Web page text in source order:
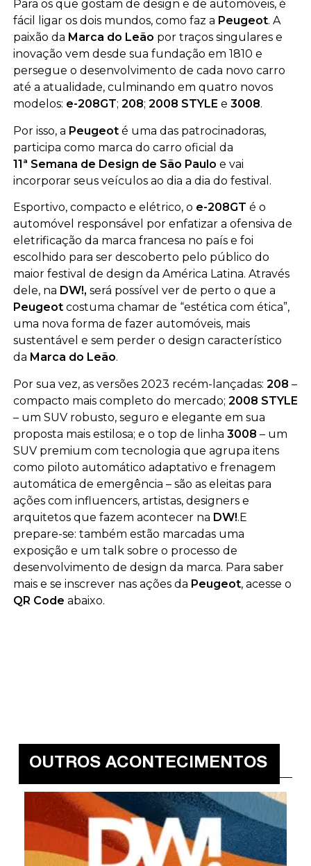
Para os que gostam de design e de automóveis, é
fácil ligar os dois mundos, como faz a Peugeot. A
paixão da Marca do Leão por traços singulares e
inovação vem desde sua fundação em 1810 e
persegue o desenvolvimento de cada novo carro
até a atualidade, culminando em quatro novos
modelos: e-208GT; 208; 2008 STYLE e 3008.
Por isso, a Peugeoté uma das patrocinadoras,
participa como marca do carro oficial da
11ª Semana de Design de São Paulo e vai
incorporar seus veículos ao dia a dia do festival.
Esportivo, compacto e elétrico, o e-208GT é o
automóvel responsável por enfatizar a ofensiva de
eletrificação da marca francesa no país e foi
escolhido para ser descoberto pelo público do
maior festival de design da América Latina. Através
dele, na DW!, será possível ver de perto o que a
Peugeotcostuma chamar de “estética com ética”,
uma nova forma de fazer automóveis, mais
sustentável e sem perder o design característico
da Marca do Leão.
Por sua vez, as versões 2023 recém-lançadas: 208 –
compacto mais completo do mercado; 2008 STYLE
– um SUV robusto, seguro e elegante em sua
proposta mais estilosa; e o top de linha 3008 – um
SUV premium com tecnologia que agrupa itens
como piloto automático adaptativo e frenagem
automática de emergência – são as eleitas para
ações com influencers, artistas, designers e
arquitetos que fazem acontecer na DW!.E
prepare-se: também estão marcadas uma
exposição e um talk sobre o processo de
desenvolvimento de design da marca. Para saber
mais e se inscrever nas ações da Peugeot, acesse o
QR Code abaixo.
OUTROS ACONTECIMENTOS